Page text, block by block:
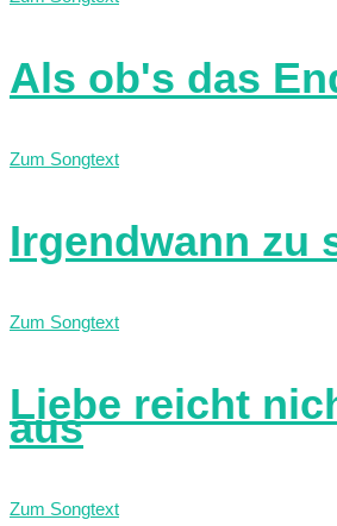
Als ob's das
Zum Songtext
Irgendwann zu
Zum Songtext
Liebe reicht
aus
Zum Songtext